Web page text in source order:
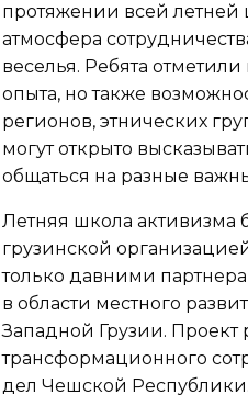
протяжении всей
атмосфера
веселья. Ребята
опыта, но также
регионов, этнических
могут открыто
общаться на разные
Летняя школа активизма
грузинской
только давними
в области местного
Западной Грузии. Проект
трансформационного
дел Чешской Республики.